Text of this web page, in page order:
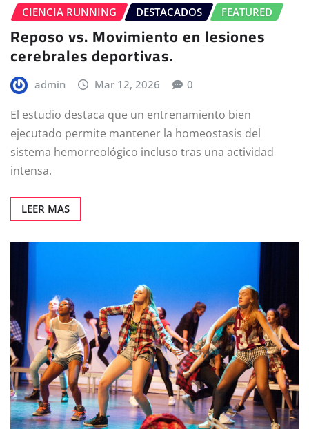
CIENCIA RUNNING DESTACADOS FEATURED
Reposo vs. Movimiento en lesiones
cerebrales deportivas.
admin Mar 12, 2026 0
El estudio destaca que un entrenamiento bien
ejecutado permite mantener la homeostasis del
sistema hemorreológico incluso tras una actividad
intensa.
LEER MAS